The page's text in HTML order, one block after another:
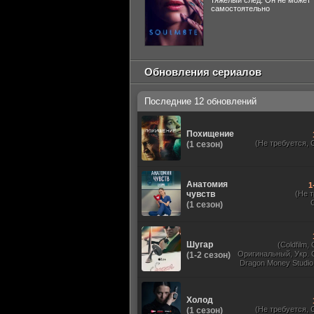
самостоятельно
Обновления сериалов
Последние 12 обновлений
Похищение
(1 сезон)
(Не требуется,
Анатомия
чувств
(1 сезон)
(Не
Шугар
(1-2 сезон)
(Coldfilm,
Оригинальный, Укр.
Dragon Money
Холод
(1 сезон)
(Не требуется,